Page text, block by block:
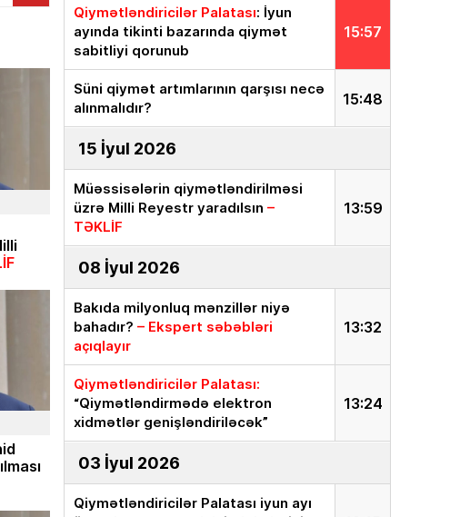
15:57
Qiymətləndiricilər Palatası: İyun
ayında tikinti bazarında qiymət
sabitliyi qorunub
15:48
Süni qiymət artımlarının qarşısı necə
alınmalıdır?
15 İyul 2026
13:59
Müəssisələrin qiymətləndirilməsi
üzrə Milli Reyestr yaradılsın –
TƏKLİF
08 İyul 2026
13:32
Bakıda milyonluq mənzillər niyə
bahadır? – Ekspert səbəbləri
açıqlayır
13:24
Qiymətləndiricilər Palatası:
“Qiymətləndirmədə elektron
xidmətlər genişləndiriləcək”
03 İyul 2026
Qiymətləndiricilər Palatası iyun ayı